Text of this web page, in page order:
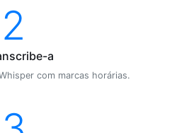
2
a
com marcas horárias.